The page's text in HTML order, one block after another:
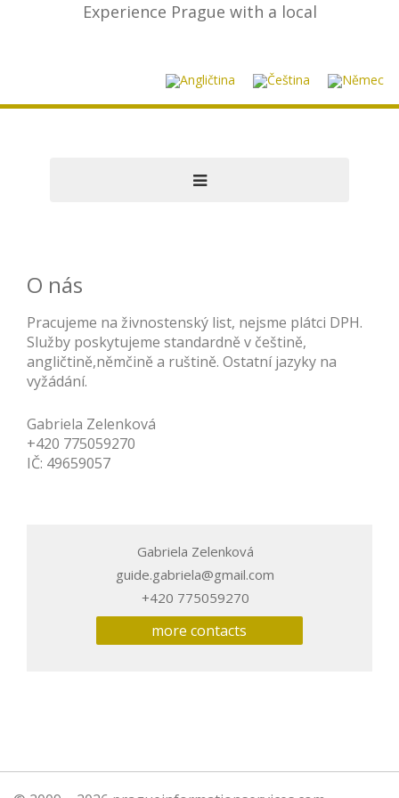
Experience Prague with a local
O nás
Pracujeme na živnostenský list, nejsme plátci DPH.
Služby poskytujeme standardně v češtině,
angličtině,němčině a ruštině. Ostatní jazyky na
vyžádání.
Gabriela Zelenková
+420 775059270
IČ: 49659057
Gabriela Zelenková
guide.gabriela@gmail.com
+420 775059270
more contacts